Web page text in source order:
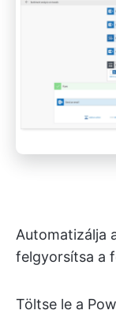
Automatizálja
felgyorsítsa a
Töltse le a